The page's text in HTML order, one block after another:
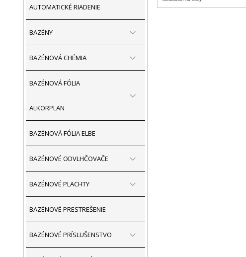
AUTOMATICKÉ RIADENIE
BAZÉNY
BAZÉNOVÁ CHÉMIA
BAZÉNOVÁ FÓLIA
ALKORPLAN
BAZÉNOVÁ FÓLIA ELBE
BAZÉNOVÉ ODVLHČOVAČE
BAZÉNOVÉ PLACHTY
BAZÉNOVÉ PRESTREŠENIE
BAZÉNOVÉ PRÍSLUŠENSTVO